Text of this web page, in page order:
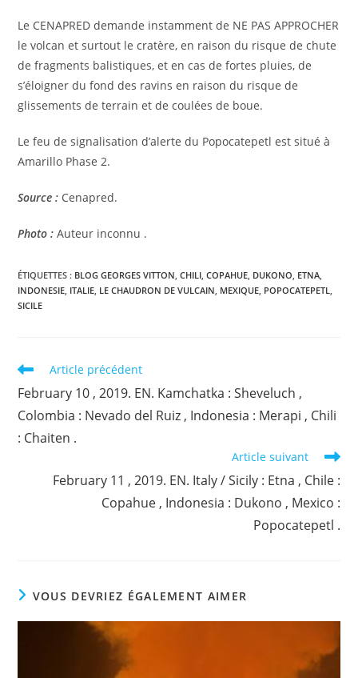
Le CENAPRED demande instamment de NE PAS APPROCHER
le volcan et surtout le cratère, en raison du risque de chute
de fragments balistiques, et en cas de fortes pluies, de
s’éloigner du fond des ravins en raison du risque de
glissements de terrain et de coulées de boue.
Le feu de signalisation d’alerte du Popocatepetl est situé à
Amarillo Phase 2.
Source : Cenapred.
Photo : Auteur inconnu .
ÉTIQUETTES : BLOG GEORGES VITTON, CHILI, COPAHUE, DUKONO, ETNA,
INDONESIE, ITALIE, LE CHAUDRON DE VULCAIN, MEXIQUE, POPOCATEPETL,
SICILE
Read
more
articles
Article précédent
February 10 , 2019. EN. Kamchatka : Sheveluch ,
Colombia : Nevado del Ruiz , Indonesia : Merapi , Chili
: Chaiten .
Article suivant
February 11 , 2019. EN. Italy / Sicily : Etna , Chile :
Copahue , Indonesia : Dukono , Mexico :
Popocatepetl .
VOUS DEVRIEZ ÉGALEMENT AIMER